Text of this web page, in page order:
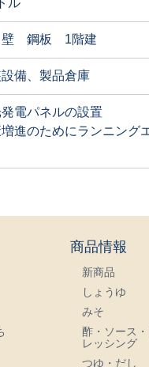
ル
壁 鋼板 1階建
備、製品倉庫
発電パネルの設置
増進のためにランニン
商品情報
新商品
しょうゆ
みそ
酢・ソース・
レッシング
つゆ・だし